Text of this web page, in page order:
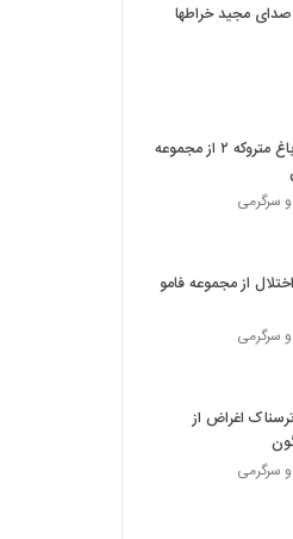
صدای مجید خراطها
تیزر اتاق فرار باغ متروکه ۲ از مجموعه
و سرگرمی
اختلال از مجموعه فامو
و سرگرمی
ترسناک اغراض از
و سرگرمی